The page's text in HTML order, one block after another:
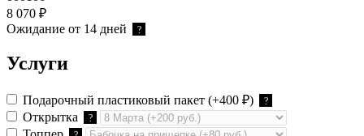
8 070 ₽
Ожидание от 14 дней
?
Услуги
Подарочный пластиковый пакет (+400 ₽) ?
Открытка ?